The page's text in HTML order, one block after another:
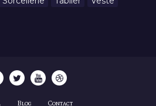
Blog Contact